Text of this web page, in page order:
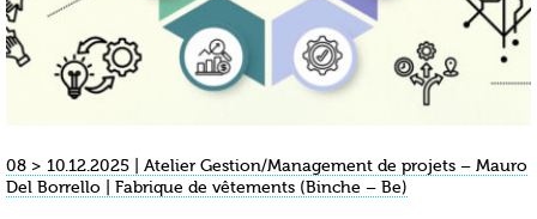
08 > 10.12.2025 | Atelier Gestion/Management de projets – Mauro
Del Borrello | Fabrique de vêtements (Binche – Be)